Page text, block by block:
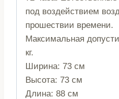
под воздействием
прошествии времени.
Максимальная
кг.
Ширина: 73 см
Высота: 73 см
Длина: 88 см